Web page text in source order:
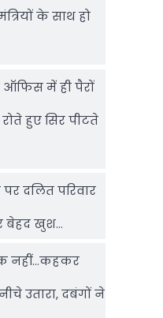
के साथ हो
ऑफ‍िस में ही पैरों
हुए सिर पीटते
दलित परिवार
बेहद खुश…
नहीं…कहकर
उतारा, दबंगों ने